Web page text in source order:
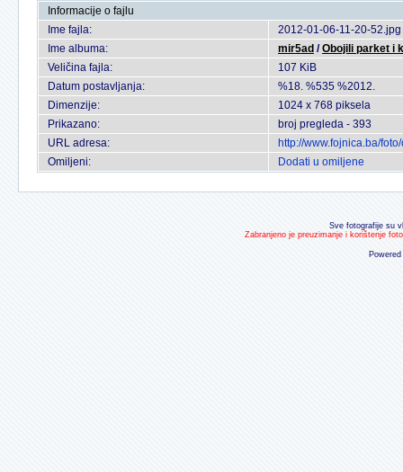
Informacije o fajlu
Ime fajla:
2012-01-06-11-20-52.jpg
Ime albuma:
mir5ad /Obojili parket i
Veličina fajla:
107 KiB
Datum postavljanja:
%18. %535 %2012.
Dimenzije:
1024 x 768 piksela
Prikazano:
broj pregleda - 393
URL adresa:
http://www.fojnica.ba/
Omiljeni:
Dodati u omiljene
Sve fotografije su
Zabranjeno je preuzimanje i korištenje